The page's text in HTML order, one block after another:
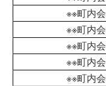
※※町内会
※※町内会
※※町内会
※※町内会
※※町内会